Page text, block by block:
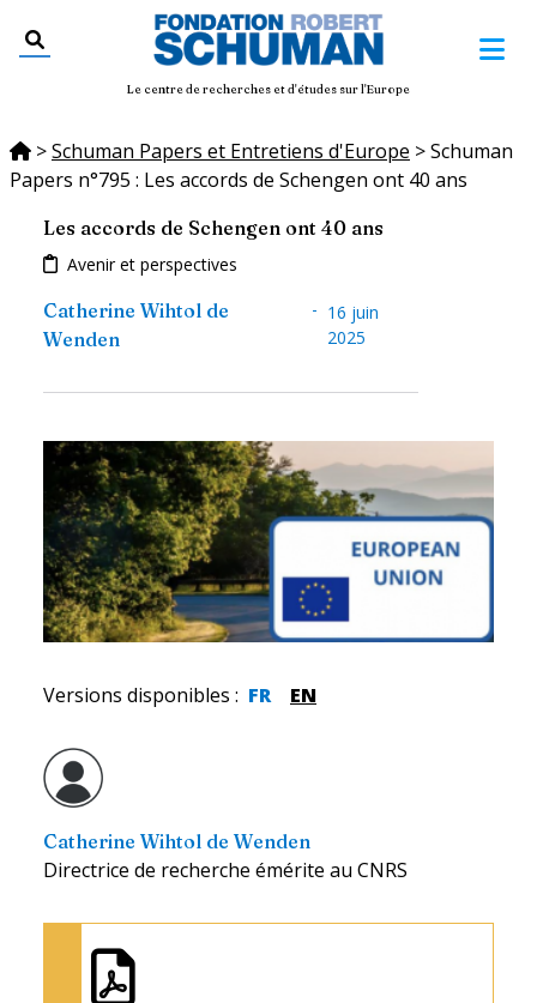
Le centre de recherches et d'études sur l'Europe
>Schuman Papers et Entretiens d'Europe >Schuman
Papers n°795 : Les accords de Schengen ont 40 ans
Les accords de Schengen ont 40 ans
Avenir et perspectives
Catherine Wihtol de
Wenden
- 16 juin
2025
Versions disponibles : FR EN
Catherine Wihtol de Wenden
Directrice de recherche émérite au CNRS